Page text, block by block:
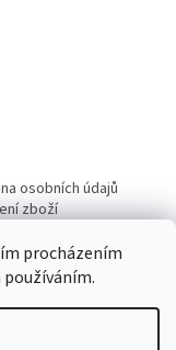
procházením
osobních údajů
zboží